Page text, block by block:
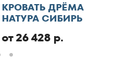
КРОВАТЬ ДРЁМА
НАТУРА СИБИРЬ
от 26 428 р.